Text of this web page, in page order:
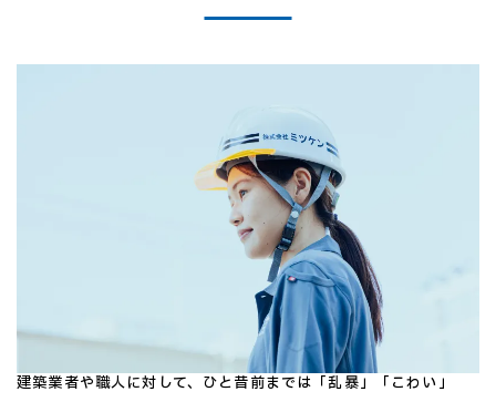
建築業者や職人に対して、ひと昔前までは「乱暴」「こわい」